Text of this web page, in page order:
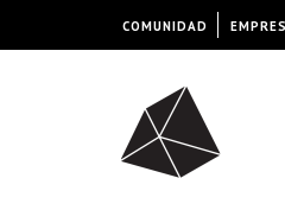
COMUNIDAD